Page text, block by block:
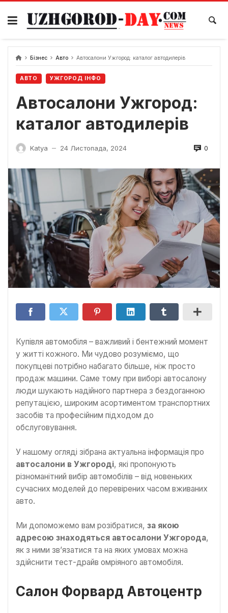
Skip
content
Бізнес Авто Автосалони Ужгород: каталог автодилерів
АВТО УЖГОРОД ІНФО
Автосалони Ужгород:
каталог автодилерів
Katya — 24 Листопада, 2024 0
Купівля автомобіля – важливий і бентежний момент
у житті кожного. Ми чудово розуміємо, що
покупцеві потрібно набагато більше, ніж просто
продаж машини. Саме тому при виборі автосалону
люди шукають надійного партнера з бездоганною
репутацією, широким асортиментом транспортних
засобів та професійним підходом до
обслуговування.
У нашому огляді зібрана актуальна інформація про
автосалони в Ужгороді, які пропонують
різноманітний вибір автомобілів – від новеньких
сучасних моделей до перевірених часом вживаних
авто.
Ми допоможемо вам розібратися, за якою
адресою знаходяться автосалони Ужгорода,
як з ними зв’язатися та на яких умовах можна
здійснити тест-драйв омріяного автомобіля.
Салон Форвард Автоцентр